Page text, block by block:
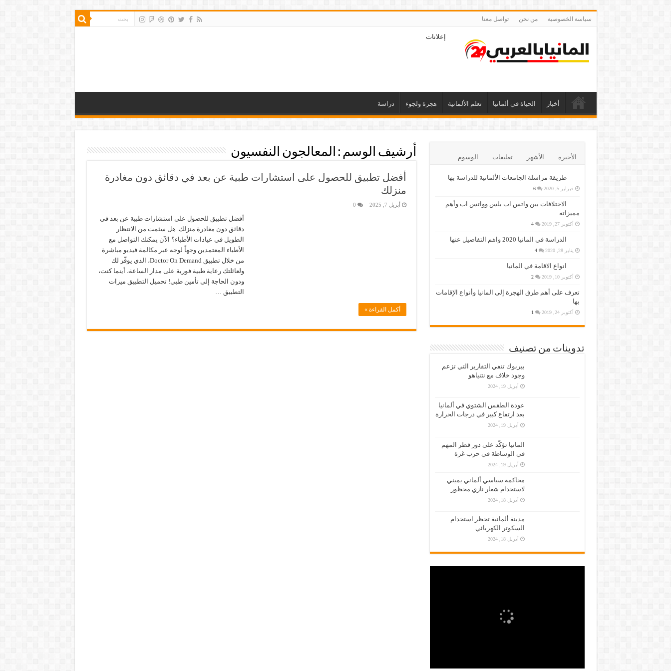
سياسة الخصوصية من نحن تواصل معنا
إعلانات
أخبار الحياة في ألمانيا تعلم الألمانية هجرة ولجوء دراسة
أرشيف الوسم : المعالجون النفسيون
أفضل تطبيق للحصول على استشارات طبية عن بعد في دقائق دون مغادرة
منزلك
أبريل 7, 2025 0
أفضل تطبيق للحصول على استشارات طبية عن بعد في
دقائق دون مغادرة منزلك. هل سئمت من الانتظار
الطويل في عيادات الأطباء؟ الآن يمكنك التواصل مع
الأطباء المعتمدين وجهاً لوجه عبر مكالمة فيديو مباشرة
من خلال تطبيق Doctor On Demand، الذي يوفّر لك
ولعائلتك رعاية طبية فورية على مدار الساعة، أينما كنت،
ودون الحاجة إلى تأمين طبي! تحميل التطبيق ميزات
التطبيق …
أكمل القراءة »
الأخيرة الأشهر تعليقات الوسوم
طريقة مراسلة الجامعات الألمانية للدراسة بها
فبراير 5, 2020 6
الاختلافات بين واتس اب بلس وواتس اب وأهم
مميزاته
أكتوبر 27, 2019 4
الدراسة في المانيا 2020 واهم التفاصيل عنها
يناير 28, 2020 4
انواع الاقامة في المانيا
أكتوبر 10, 2019 2
تعرف على أهم طرق الهجرة إلى المانيا وأنواع الإقامات
بها
أكتوبر 24, 2019 1
تدوينات من تصنيف
بيربوك تنفي التقارير التي تزعم
وجود خلاف مع نتنياهو
أبريل 19, 2024
عودة الطقس الشتوي في ألمانيا
بعد ارتفاع كبير في درجات الحرارة
أبريل 19, 2024
المانيا تؤكّد على دور قطر المهم
في الوساطة في حرب غزة
أبريل 19, 2024
محاكمة سياسي ألماني يميني
لاستخدام شعار نازي محظور
أبريل 18, 2024
مدينة ألمانية تحظر استخدام
السكوتر الكهربائي
أبريل 18, 2024